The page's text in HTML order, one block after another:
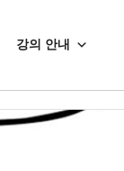
강의 안내